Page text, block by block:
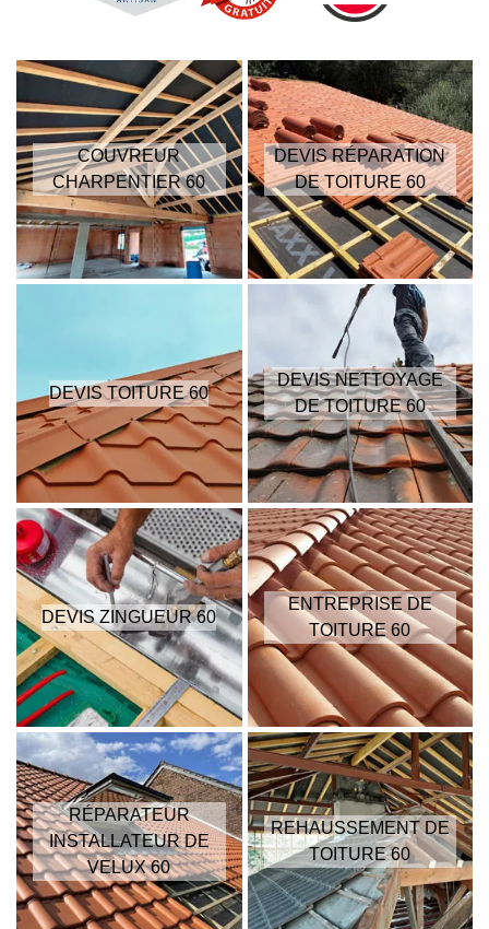
COUVREUR
CHARPENTIER 60
DEVIS RÉPARATION
DE TOITURE 60
DEVIS TOITURE 60
DEVIS NETTOYAGE
DE TOITURE 60
DEVIS ZINGUEUR 60
ENTREPRISE DE
TOITURE 60
RÉPARATEUR
INSTALLATEUR DE
VELUX 60
REHAUSSEMENT DE
TOITURE 60